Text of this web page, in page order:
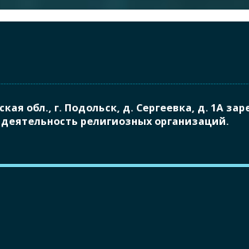
обл., г. Подольск, д. Сергеевка, д. 1А
религиозных организаций.